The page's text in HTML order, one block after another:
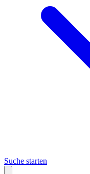
Suche starten